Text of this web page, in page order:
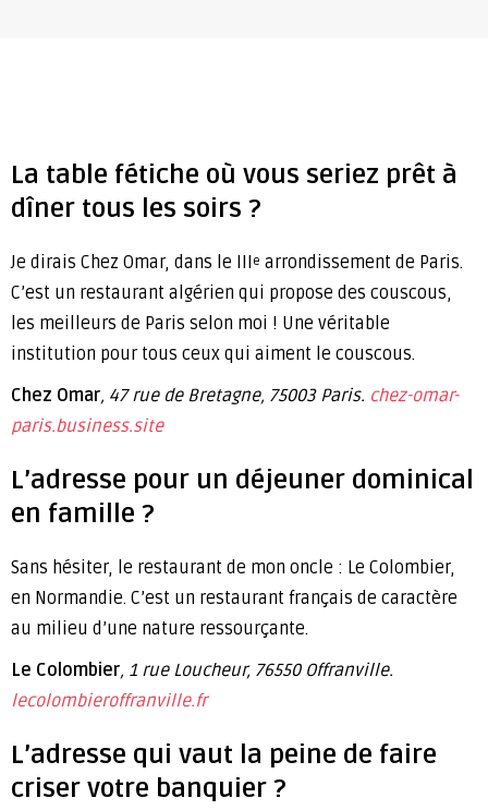
La table fétiche où vous seriez prêt à
dîner tous les soirs ?
Je dirais Chez Omar, dans le III e arrondissement de Paris.
C’est un restaurant algérien qui propose des couscous,
les meilleurs de Paris selon moi ! Une véritable
institution pour tous ceux qui aiment le couscous.
Chez Omar, 47 rue de Bretagne, 75003 Paris. chez-omar-
paris.business.site
L’adresse pour un déjeuner dominical
en famille ?
Sans hésiter, le restaurant de mon oncle : Le Colombier,
en Normandie. C’est un restaurant français de caractère
au milieu d’une nature ressourçante.
Le Colombier, 1 rue Loucheur, 76550 Offranville.
lecolombieroffranville.fr
L’adresse qui vaut la peine de faire
criser votre banquier ?